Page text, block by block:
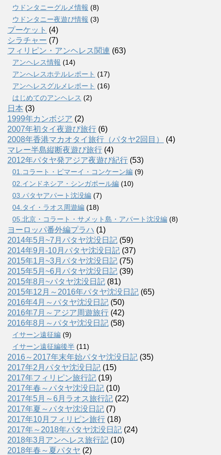
ウドンタニーグルメ情報 (8)
ウドンタニー夜遊び情報 (3)
プーケット (4)
シラチャー (7)
フィリピン・アンヘレス関連 (63)
アンヘレス情報 (14)
アンへレスホテルレポート (17)
アンヘレスグルメレポート (16)
はじめてのアンヘレス (2)
日本 (3)
1999年カンボジア (2)
2007年初タイ夜遊び旅行 (6)
2008年香港マカオタイ旅行（パタヤ2回目）
(4)
マレー半島縦断夜遊び旅行 (4)
2012年パタヤ発アジア夜遊び紀行 (53)
01.コラート・ピマーイ・コンケーン編 (9)
02.インドネシア・シンガポール編 (10)
03.パタヤアパート沈没編 (7)
04.タイ・ラオス周遊編 (18)
05.北京・コラート・サメット島・アパート沈没編 (8)
ヨーロッパ番外編プラハ (1)
2014年5月~7月パタヤ沈没日記 (59)
2014年9月-10月パタヤ沈没日記 (37)
2015年1月~3月パタヤ沈没日記 (75)
2015年5月~6月パタヤ沈没日記 (39)
2015年8月~パタヤ沈没日記 (81)
2015年12月～2016年パタヤ沈没日記 (65)
2016年4月～パタヤ沈没日記 (50)
2016年7月～アジア周遊旅行 (42)
2016年8月～パタヤ沈没日記 (58)
イサーン遠征編 (9)
イサーン遠征編後半 (11)
2016～2017年末年始パタヤ沈没日記 (35)
2017年2月パタヤ沈没日記 (15)
2017年フィリピン旅行記 (19)
2017年春～パタヤ沈没日記 (10)
2017年5月～6月ラオス旅行記 (22)
2017年夏～パタヤ沈没日記 (7)
2017年10月フィリピン旅行 (18)
2017年～2018年パタヤ沈没日記 (24)
2018年3月アンヘレス旅行記 (10)
2018年春～夏パタヤ (2)